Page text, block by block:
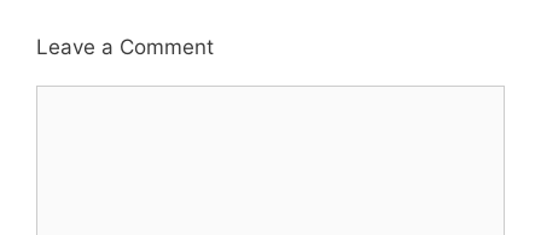
Leave a Comment